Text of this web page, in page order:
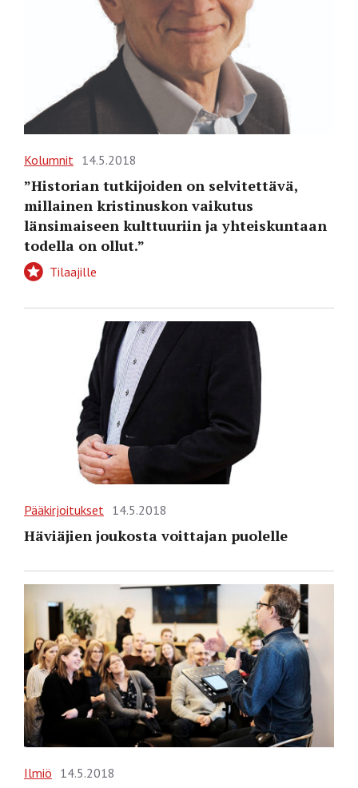
Kolumnit 14.5.2018
”Historian tutkijoiden on selvitettävä,
millainen kristinuskon vaikutus
länsimaiseen kulttuuriin ja yhteiskuntaan
todella on ollut.”
Tilaajille
Pääkirjoitukset 14.5.2018
Häviäjien joukosta voittajan puolelle
Ilmiö 14.5.2018